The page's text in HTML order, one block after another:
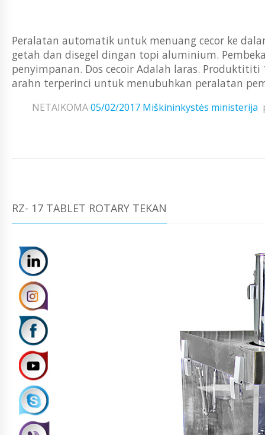
Peralatan automatik untuk menuang cecor ke
getah dan disegel dingan topi aluminium.
penyimpanan. Dos cecoir Adalah laras.
arahn terperinci untuk menubuhkan peralatan
NETAIKOMA05/02/2017 Miškininkystės ministerija
RZ- 17 TABLET ROTARY TEKAN